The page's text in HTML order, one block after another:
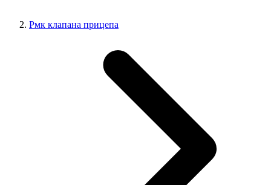
Рмк клапана прицепа